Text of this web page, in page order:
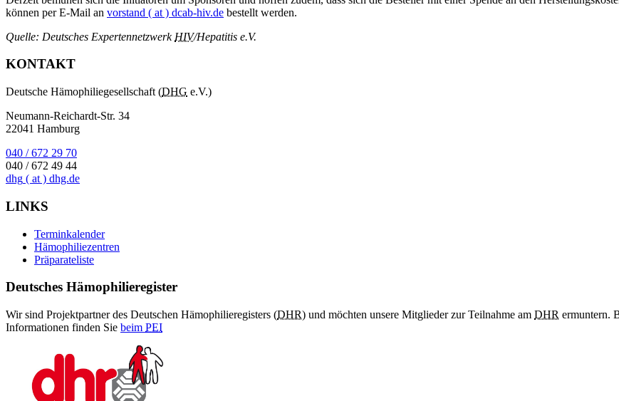
können per E-Mail an vorstand ( at ) dcab-hiv.de bestellt werden.
Quelle: Deutsches Expertennetzwerk HIV/Hepatitis e.V.
KONTAKT
Deutsche Hämophiliegesellschaft (DHG e.V.)
Neumann-Reichardt-Str. 34
22041 Hamburg
040 / 672 29 70
040 / 672 49 44
dhg ( at ) dhg.de
LINKS
Terminkalender
Hämophiliezentren
Präparateliste
Deutsches Hämophilieregister
Wir sind Projektpartner des Deutschen Hämophilieregisters (DHR) und möchten unsere Mitglieder zur Teilnahme am DHR ermuntern.
Informationen finden Sie beim PEI